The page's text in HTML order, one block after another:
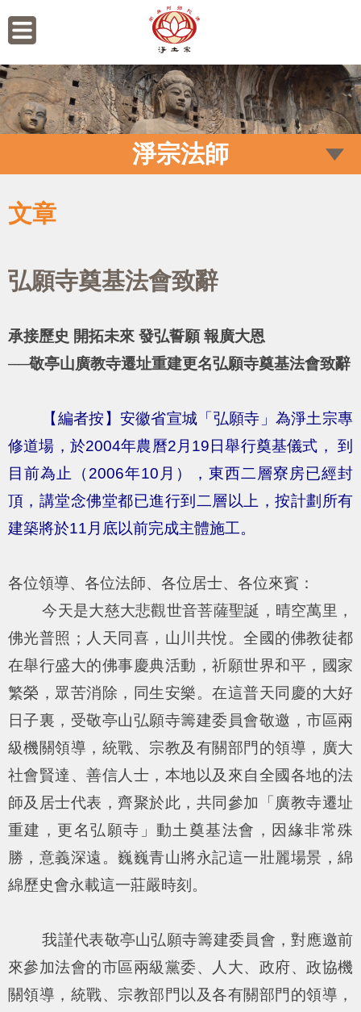
淨宗法師
文章
弘願寺奠基法會致辭
承接歷史 開拓未來 發弘誓願 報廣大恩
──敬亭山廣教寺遷址重建更名弘願寺奠基法會致辭
【編者按】安徽省宣城「弘願寺」為淨土宗專
修道場，於2004年農曆2月19日舉行奠基儀式， 到
目前為止（2006年10月），東西二層寮房已經封
頂，講堂念佛堂都已進行到二層以上，按計劃所有
建築將於11月底以前完成主體施工。
各位領導、各位法師、各位居士、各位來賓：
今天是大慈大悲觀世音菩薩聖誕，晴空萬里，
佛光普照；人天同喜，山川共悅。全國的佛教徒都
在舉行盛大的佛事慶典活動，祈願世界和平，國家
繁榮，眾苦消除，同生安樂。在這普天同慶的大好
日子裏，受敬亭山弘願寺籌建委員會敬邀，市區兩
級機關領導，統戰、宗教及有關部門的領導，廣大
社會賢達、善信人士，本地以及來自全國各地的法
師及居士代表，齊聚於此，共同參加「廣教寺遷址
重建，更名弘願寺」動土奠基法會，因緣非常殊
勝，意義深遠。巍巍青山將永記這一壯麗場景，綿
綿歷史會永載這一莊嚴時刻。
我謹代表敬亭山弘願寺籌建委員會，對應邀前
來參加法會的市區兩級黨委、人大、政府、政協機
關領導，統戰、宗教部門以及各有關部門的領導，